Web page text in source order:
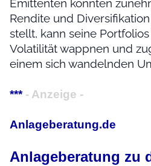
Emittenten könnten
Rendite und
stellt, kann seine
Volatilität wappnen und
einem sich wandelnden
*** - Anzeige -
Anlageberatung.de
Anlageberatung zu